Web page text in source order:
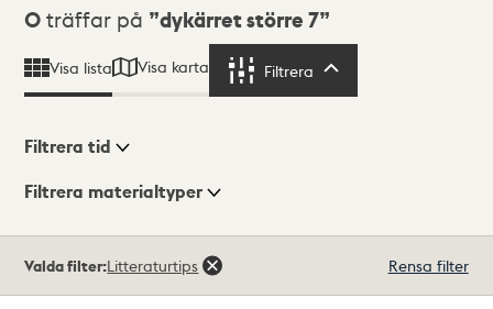
Sökresultat
0 träffar på dykärret större 7
Visa lista Visa karta Filtrera
Visningsläge
Filtrera tid
Filtrera materialtyper
träffar
Valda filter:Litteraturtips Rensa filter